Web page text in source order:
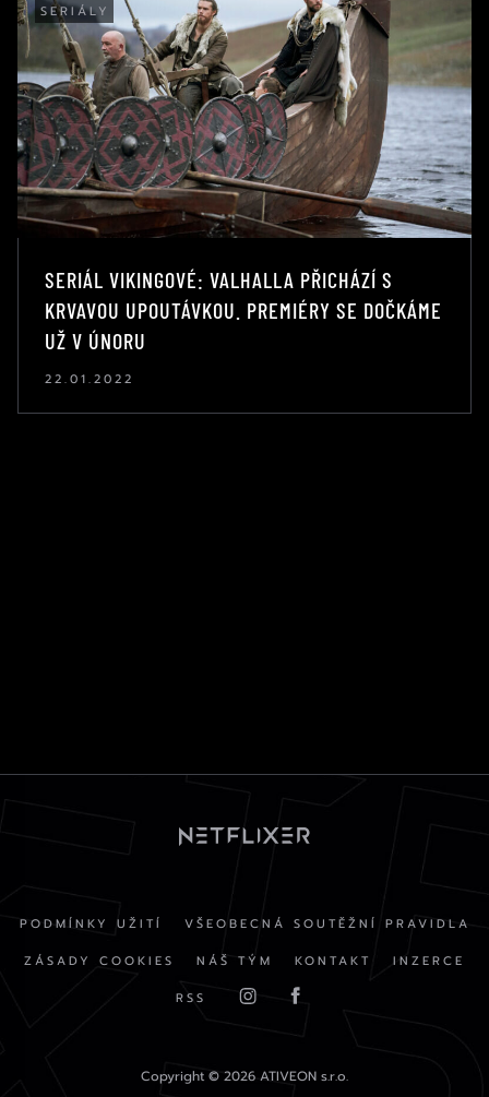
SERIÁLY
SERIÁL VIKINGOVÉ: VALHALLA PŘICHÁZÍ S
KRVAVOU UPOUTÁVKOU. PREMIÉRY SE DOČKÁME
UŽ V ÚNORU
22.01.2022
PODMÍNKY UŽITÍ
VŠEOBECNÁ SOUTĚŽNÍ PRAVIDLA
ZÁSADY COOKIES
NÁŠ TÝM KONTAKT
INZERCE
RSS
Copyright © 2026 ATIVEON s.r.o.